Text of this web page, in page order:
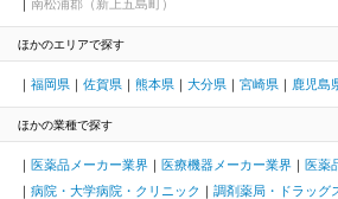
南松浦郡（新上五島町）
ほかのエリアで探す
福岡県 佐賀県 熊本県 大分県 宮崎県 鹿児島
ほかの業種で探す
医薬品メーカー業界 医療機器メーカー業界 医薬
病院・大学病院・クリニック
調剤薬局・ドラッグ